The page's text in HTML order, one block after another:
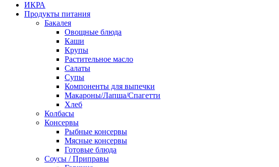
ИКРА
Продукты питания
Бакалея
Овощные блюда
Каши
Крупы
Растительное масло
Салаты
Супы
Компоненты для выпечки
Макароны/Лапша/Спагетти
Хлеб
Колбасы
Консервы
Рыбные консервы
Мясные консервы
Готовые блюда
Соусы / Приправы